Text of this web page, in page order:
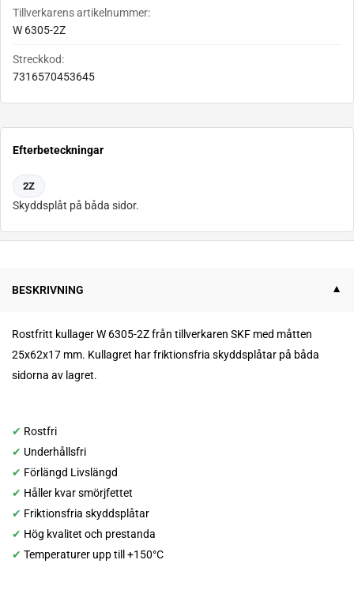
Tillverkarens artikelnummer:
W 6305-2Z
Streckkod:
7316570453645
Efterbeteckningar
2Z
Skyddsplåt på båda sidor.
BESKRIVNING
Rostfritt kullager W 6305-2Z från tillverkaren SKF med måtten
25x62x17 mm. Kullagret harfriktionsfria skyddsplåtar på båda
sidorna av lagret.
✔ Rostfri
✔ Underhållsfri
✔ Förlängd Livslängd
✔ Håller kvar smörjfettet
✔ Friktionsfria skyddsplåtar
✔ Hög kvalitet och prestanda
✔ Temperaturer upp till +150°C